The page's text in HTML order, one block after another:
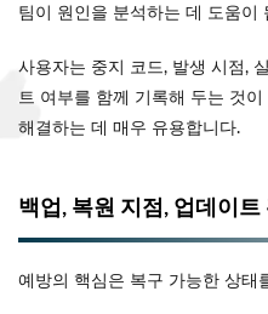
팀이 원인을 분석하는 데 도움이
사용자는 중지 코드, 발생 시점,
트 여부를 함께 기록해 두는 것
해결하는 데 매우 유용합니다.
백업, 복원 지점, 업데이트
예방의 핵심은 복구 가능한 상태